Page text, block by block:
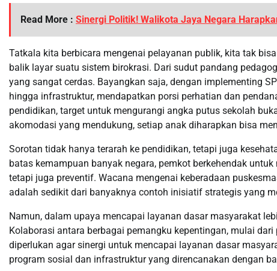
Read More : Sinergi Politik! Walikota Jaya Negara
Tatkala kita berbicara mengenai pelayanan publik, kita tak
balik layar suatu sistem birokrasi. Dari sudut pandang
yang sangat cerdas. Bayangkan saja, dengan implementing
hingga infrastruktur, mendapatkan porsi perhatian dan
pendidikan, target untuk mengurangi angka putus sekolah
akomodasi yang mendukung, setiap anak diharapkan bisa
Sorotan tidak hanya terarah ke pendidikan, tetapi juga
batas kemampuan banyak negara, pemkot berkehendak
tetapi juga preventif. Wacana mengenai keberadaan
adalah sedikit dari banyaknya contoh inisiatif strategis yang
Namun, dalam upaya mencapai layanan dasar masyarakat
Kolaborasi antara berbagai pemangku kepentingan, mulai
diperlukan agar sinergi untuk mencapai layanan dasar
program sosial dan infrastruktur yang direncanakan dengan